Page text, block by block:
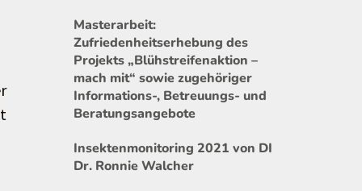
Masterarbeit:
Zufriedenheitserhebung des
Projekts „Blühstreifenaktion –
mach mit“ sowie zugehöriger
Informations-, Betreuungs- und
Beratungsangebote
Insektenmonitoring 2021 von DI
Dr. Ronnie Walcher